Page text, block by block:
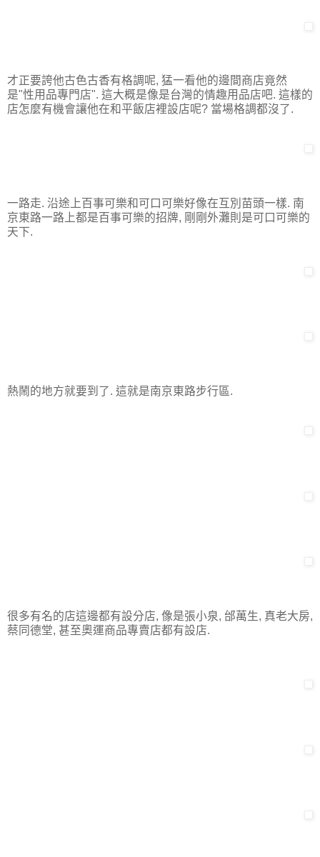
才正要誇他古色古香有格調呢, 猛一看他的邊間商店竟然
是"性用品專門店". 這大概是像是台灣的情趣用品店吧. 這樣的
店怎麼有機會讓他在和平飯店裡設店呢? 當場格調都沒了.
一路走. 沿途上百事可樂和可口可樂好像在互別苗頭一樣. 南
京東路一路上都是百事可樂的招牌, 剛剛外灘則是可口可樂的
天下.
熱鬧的地方就要到了. 這就是南京東路步行區.
很多有名的店這邊都有設分店, 像是張小泉, 邰萬生, 真老大房,
蔡同德堂, 甚至奧運商品專賣店都有設店.